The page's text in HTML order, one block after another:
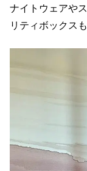
ナイトウェアや
リティボックスも